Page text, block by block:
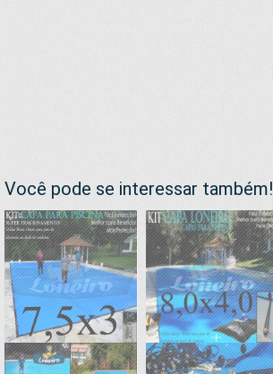
Você pode se interessar também!